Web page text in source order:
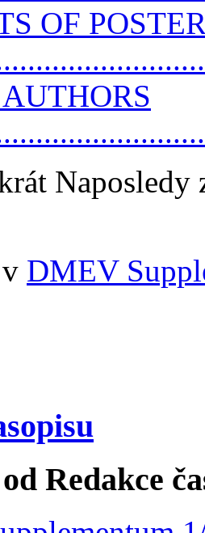
OF
Naposledy
DMEV
Redakce